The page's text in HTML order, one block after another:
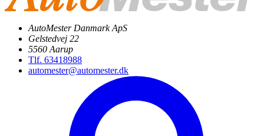
AutoMester Danmark ApS
Gelstedvej 22
5560 Aarup
Tlf. 63418988
automester@automester.dk